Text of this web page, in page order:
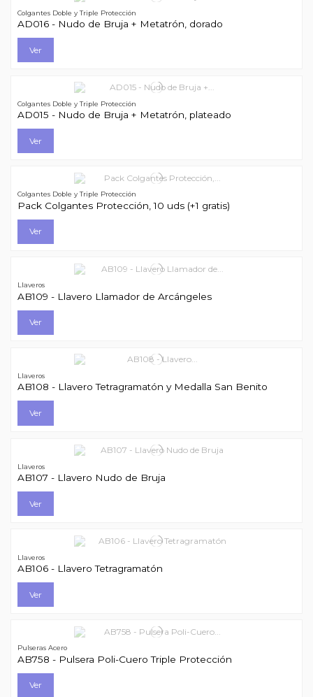
Colgantes Doble y Triple Protección
AD016 - Nudo de Bruja + Metatrón, dorado
Ver
Colgantes Doble y Triple Protección
AD015 - Nudo de Bruja + Metatrón, plateado
Ver
Colgantes Doble y Triple Protección
Pack Colgantes Protección, 10 uds (+1 gratis)
Ver
Llaveros
AB109 - Llavero Llamador de Arcángeles
Ver
Llaveros
AB108 - Llavero Tetragramatón y Medalla San Benito
Ver
Llaveros
AB107 - Llavero Nudo de Bruja
Ver
Llaveros
AB106 - Llavero Tetragramatón
Ver
Pulseras Acero
AB758 - Pulsera Poli-Cuero Triple Protección
Ver